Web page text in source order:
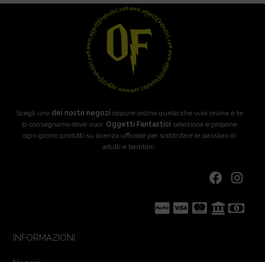
Scegli uno dei nostri negozi oppure ordina quello che vuoi online e te
lo consegnamo dove vuoi: Oggetti Fantastici seleziona e propone
ogni giorno prodotti su licenza ufficiale per soddisfare le passioni di
adulti e bambini.
INFORMAZIONI